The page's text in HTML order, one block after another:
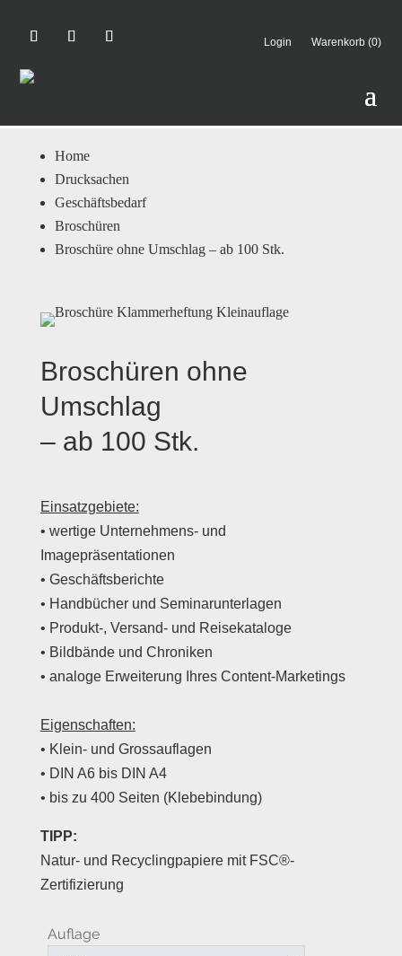
Login Warenkorb (0)
Home
Drucksachen
Geschäftsbedarf
Broschüren
Broschüre ohne Umschlag – ab 100 Stk.
Broschüren ohne
Umschlag
– ab 100 Stk.
Einsatzgebiete:
• wertige Unternehmens- und
Imagepräsentationen
• Geschäftsberichte
• Handbücher und Seminarunterlagen
• Produkt-, Versand- und Reisekataloge
• Bildbände und Chroniken
• analoge Erweiterung Ihres Content-Marketings
Eigenschaften:
• Klein- und Grossauflagen
• DIN A6 bis DIN A4
• bis zu 400 Seiten (Klebebindung)
TIPP:
Natur- und Recyclingpapiere mit FSC®-
Zertifizierung